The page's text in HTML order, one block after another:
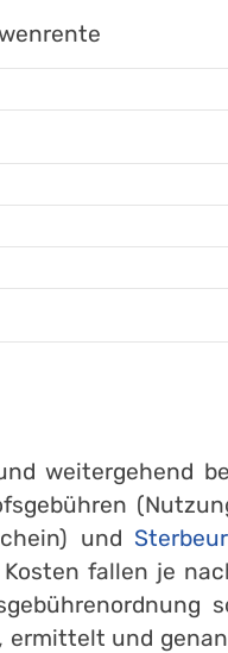
weitergehend
und
fallen je
ermittelt und